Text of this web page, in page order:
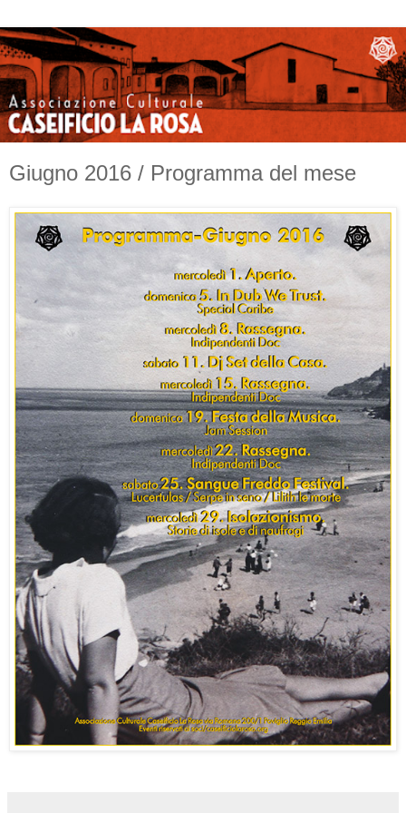
Giugno 2016 / Programma del mese